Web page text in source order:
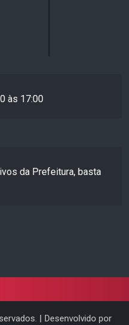
às 17:00
da Prefeitura, basta
| Desenvolvido por